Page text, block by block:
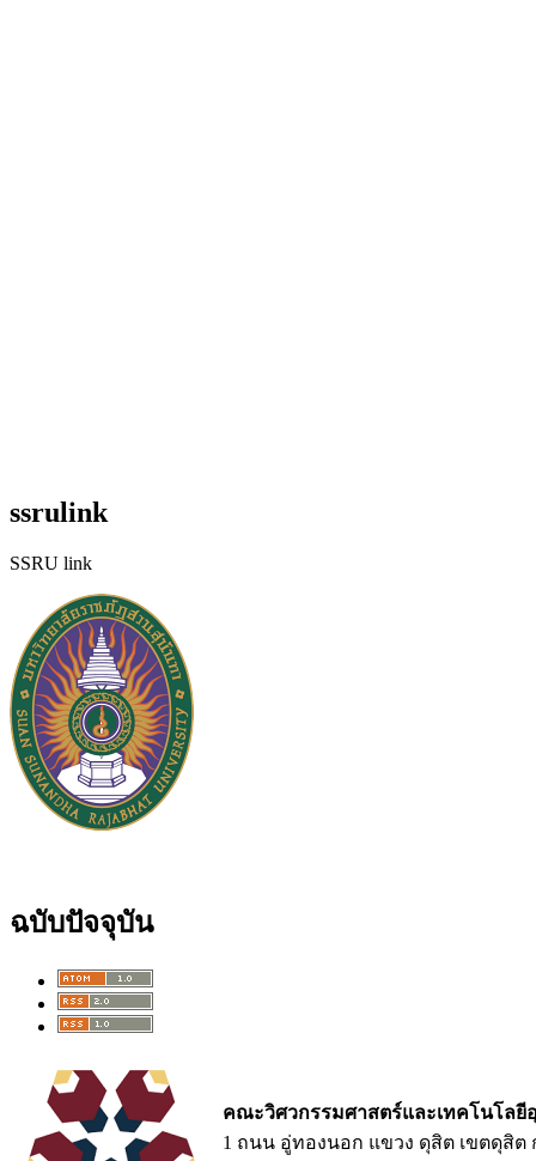
ssrulink
SSRU link
ฉบับปัจจุบัน
คณะวิศวกรรมศาสตร์และเทคโนโล
1 ถนน อู่ทองนอก แขวง ดุสิต เขตดุสิต